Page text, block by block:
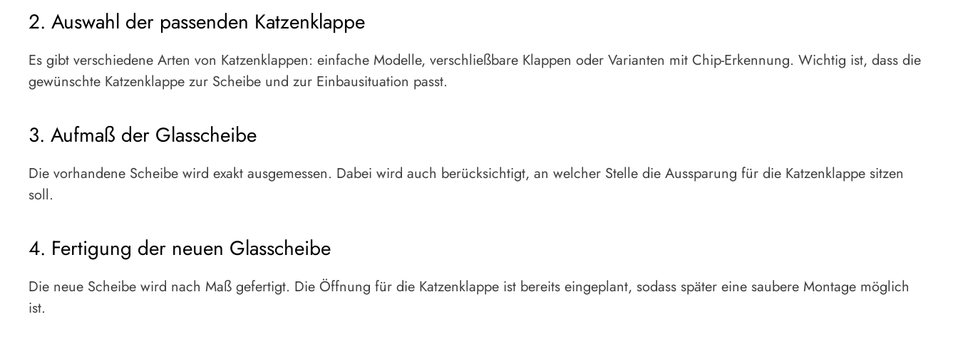
2. Auswahl der passenden Katzenklappe
Es gibt verschiedene Arten von Katzenklappen: einfache Modelle, verschließbare Klappen oder Varianten mit Chip-Erkennung. Wichtig ist, dass die
gewünschte Katzenklappe zur Scheibe und zur Einbausituation passt.
3. Aufmaß der Glasscheibe
Die vorhandene Scheibe wird exakt ausgemessen. Dabei wird auch berücksichtigt, an welcher Stelle die Aussparung für die Katzenklappe sitzen
soll.
4. Fertigung der neuen Glasscheibe
Die neue Scheibe wird nach Maß gefertigt. Die Öffnung für die Katzenklappe ist bereits eingeplant, sodass später eine saubere Montage möglich
ist.